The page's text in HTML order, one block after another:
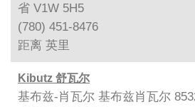
省 V1W 5H5
(780) 451-8476
距离 英里
Kibutz 舒瓦尔
基布兹-肖瓦尔 基布兹肖瓦尔